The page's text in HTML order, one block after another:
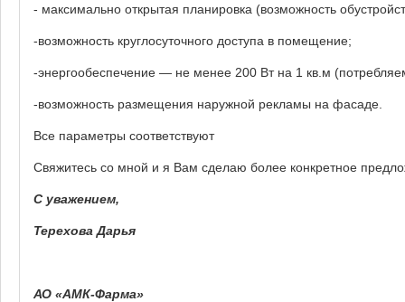
- максимально открытая планировка (возможность
-возможность круглосуточного доступа в помещение;
-энергообеспечение — не менее 200 Вт на 1 кв.м
-возможность размещения наружной рекламы на фасаде.
Все параметры соответствуют
Свяжитесь со мной и я Вам сделаю более конкретное
С уважением,
Терехова Дарья
АО «АМК-Фарма»